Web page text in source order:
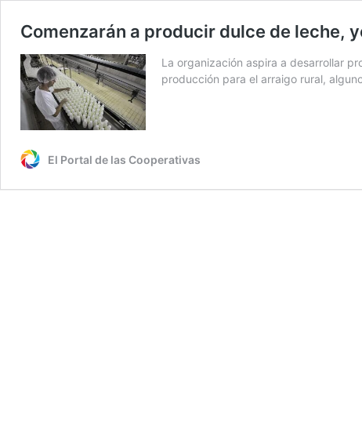
Comenzarán a producir dulce de leche,
La organización aspira a desarrollar
producción para el arraigo rural,
El Portal de las Cooperativas